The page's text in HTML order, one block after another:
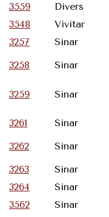
3559
Divers
3548
Vivitar
3257
Sinar
3258
Sinar
3259
Sinar
3261
Sinar
3262
Sinar
3263
Sinar
3264
Sinar
3562
Sinar